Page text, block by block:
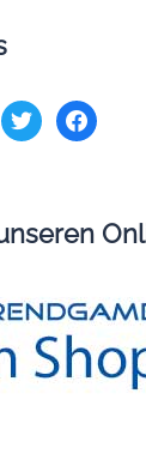
twitter facebook